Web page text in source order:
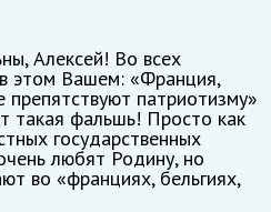
Алексей! Во всех
этом Вашем: «Франция,
препятствуют патриотизму»
такая фальшь! Просто как
государственных
любят Родину, но
во «франциях, бельгиях,